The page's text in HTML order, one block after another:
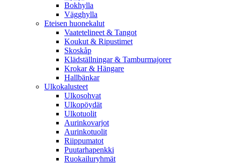
Bokhylla
Vägghylla
Eteisen huonekalut
Vaatetelineet & Tangot
Koukut & Ripustimet
Skoskåp
Klädställningar & Tamburmajorer
Krokar & Hängare
Hallbänkar
Ulkokalusteet
Ulkosohvat
Ulkopöydät
Ulkotuolit
Aurinkovarjot
Aurinkotuolit
Riippumatot
Puutarhapenkki
Ruokailuryhmät